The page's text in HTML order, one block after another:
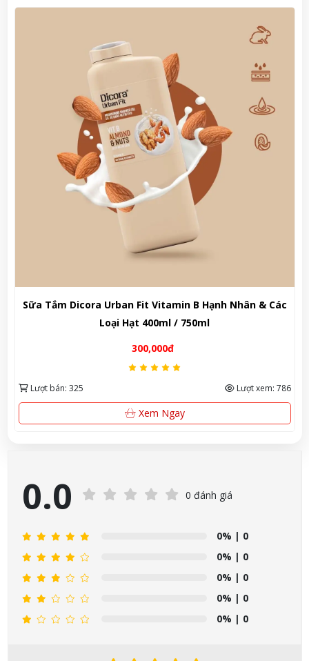
Sữa dưỡng thể Bath & Body Works Aromatherapy
192ml – Liệu pháp thư giãn và nuôi dưỡng làn da mịn
280,000đ
Lượt bán: 514 Lượt xem: 1141
Xem Ngay
0.0 0 đánh giá
0% | 0
0% | 0
0% | 0
0% | 0
0% | 0